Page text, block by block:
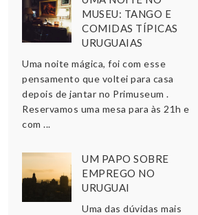
MUSEU: TANGO E
COMIDAS TÍPICAS
URUGUAIAS
Uma noite mágica, foi com esse
pensamento que voltei para casa
depois de jantar no Primuseum .
Reservamos uma mesa para às 21h e
com ...
UM PAPO SOBRE
EMPREGO NO
URUGUAI
Uma das dúvidas mais